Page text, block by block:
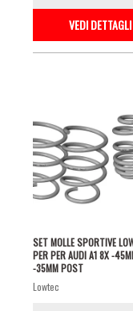
VEDI DETTAGLI
SET MOLLE SPORTIVE
PER PER AUDI A1 8X -
-35MM POST
lowtec